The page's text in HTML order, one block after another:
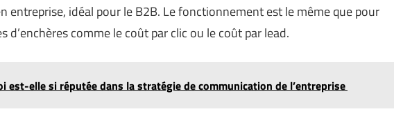
entreprise, idéal pour le B2B. Le fonctionnement est le même que pour
d’enchères comme le coût par clic ou le coût par lead.
est-elle si réputée dans la stratégie de communication de l’entreprise